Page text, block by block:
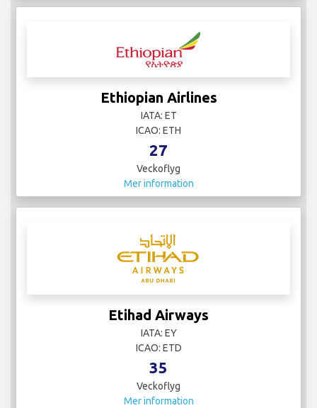
Ethiopian Airlines
IATA: ET
ICAO: ETH
27
Veckoflyg
Mer information
Etihad Airways
IATA: EY
ICAO: ETD
35
Veckoflyg
Mer information